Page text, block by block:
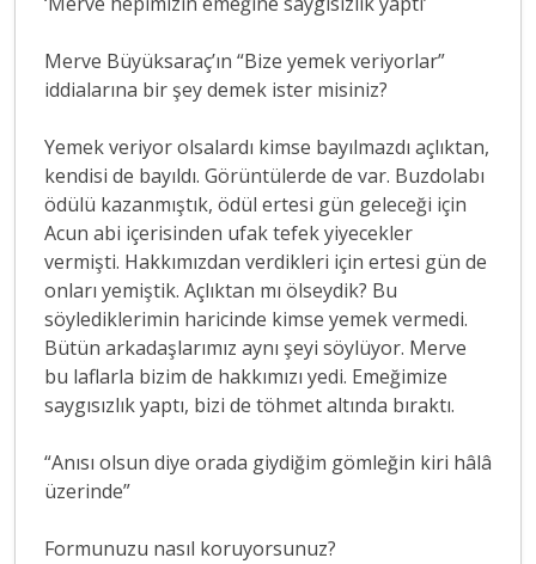
Merve Büyüksaraç’ın “Bize yemek veriyorlar”
iddialarına bir şey demek ister misiniz?
Yemek veriyor olsalardı kimse bayılmazdı açlıktan,
kendisi de bayıldı. Görüntülerde de var. Buzdolabı
ödülü kazanmıştık, ödül ertesi gün geleceği için
Acun abi içerisinden ufak tefek yiyecekler
vermişti. Hakkımızdan verdikleri için ertesi gün de
onları yemiştik. Açlıktan mı ölseydik? Bu
söylediklerimin haricinde kimse yemek vermedi.
Bütün arkadaşlarımız aynı şeyi söylüyor. Merve
bu laflarla bizim de hakkımızı yedi. Emeğimize
saygısızlık yaptı, bizi de töhmet altında bıraktı.
“Anısı olsun diye orada giydiğim gömleğin kiri hâlâ
üzerinde”
Formunuzu nasıl koruyorsunuz?